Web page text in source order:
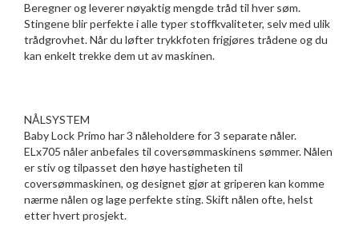
Beregner og leverer nøyaktig mengde tråd til hver søm.
Stingene blir perfekte i alle typer stoffkvaliteter, selv med ulik
trådgrovhet. Når du løfter trykkfoten frigjøres trådene og du
kan enkelt trekke dem ut av maskinen.
NÅLSYSTEM
Baby Lock Primo har 3 nåleholdere for 3 separate nåler.
ELx705 nåler anbefales til coversømmaskinens sømmer. Nålen
er stiv og tilpasset den høye hastigheten til
coversømmaskinen, og designet gjør at griperen kan komme
nærme nålen og lage perfekte sting. Skift nålen ofte, helst
etter hvert prosjekt.